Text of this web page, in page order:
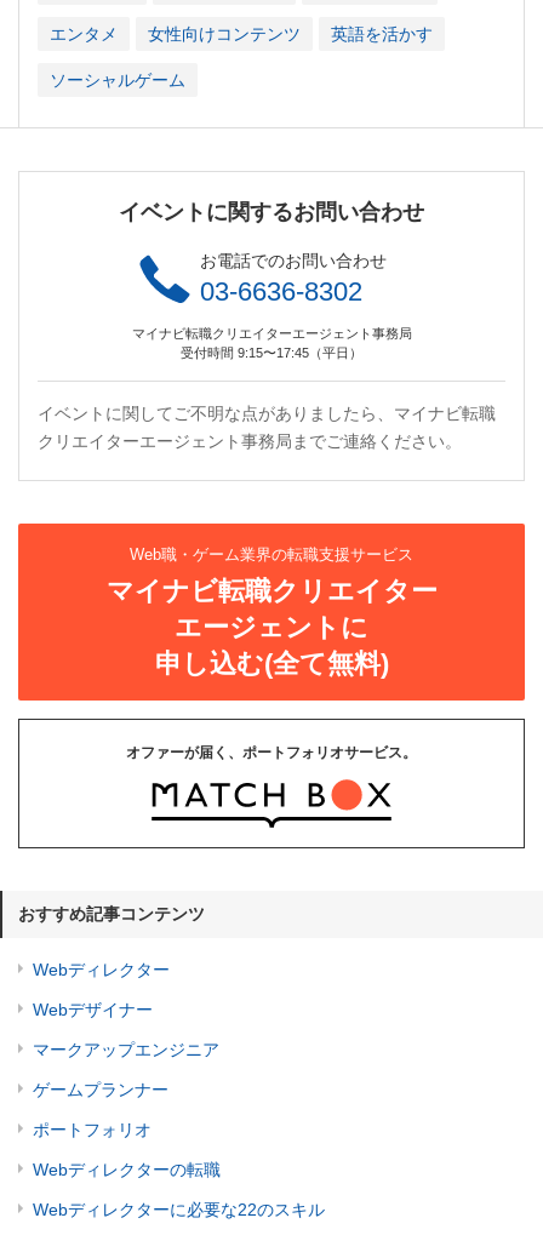
エンタメ 女性向けコンテンツ 英語を活かす
ソーシャルゲーム
イベントに関するお問い合わせ
お電話でのお問い合わせ
03-6636-8302
マイナビ転職クリエイターエージェント事務局
受付時間 9:15〜17:45（平日）
イベントに関してご不明な点がありましたら、マイナビ転職
クリエイターエージェント事務局までご連絡ください。
Web職・ゲーム業界の転職支援サービス
マイナビ転職クリエイター
エージェントに
申し込む(全て無料)
オファーが届く、ポートフォリオサービス。
おすすめ記事コンテンツ
Webディレクター
Webデザイナー
マークアップエンジニア
ゲームプランナー
ポートフォリオ
Webディレクターの転職
Webディレクターに必要な22のスキル